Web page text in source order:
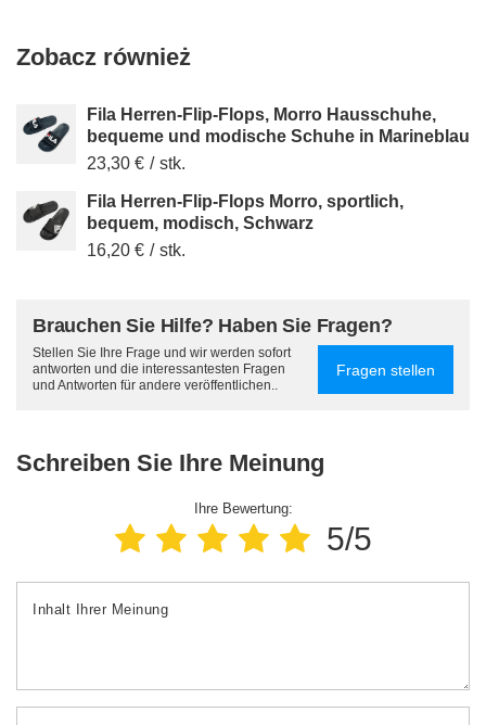
Zobacz również
Fila Herren-Flip-Flops, Morro Hausschuhe,
bequeme und modische Schuhe in Marineblau
23,30 € / stk.
Fila Herren-Flip-Flops Morro, sportlich,
bequem, modisch, Schwarz
16,20 € / stk.
Brauchen Sie Hilfe? Haben Sie Fragen?
Stellen Sie Ihre Frage und wir werden sofort
antworten und die interessantesten Fragen
und Antworten für andere veröffentlichen..
Fragen stellen
Schreiben Sie Ihre Meinung
Ihre Bewertung:
5/5
Inhalt Ihrer Meinung